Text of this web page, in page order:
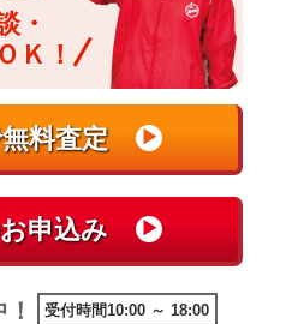
・
Ｋ！
受付時間10:00 ～ 18:00